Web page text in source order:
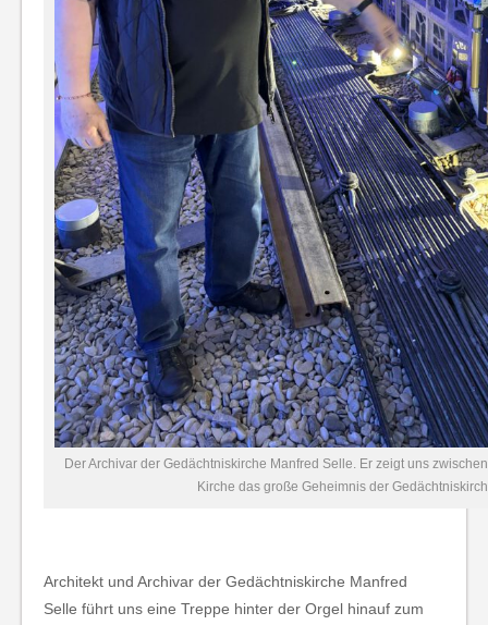
Der Archivar der Gedächtniskirche Manfred Selle. Er zeigt uns
Kirche das große Geheimnis der
Architekt und Archivar der Gedächtniskirche Manfred
Selle führt uns eine Treppe hinter der Orgel hinauf zum